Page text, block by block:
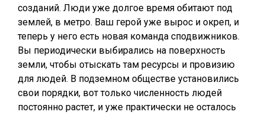
созданий. Люди уже долгое время обитают под
землей, в метро. Ваш герой уже вырос и окреп, и
теперь у него есть новая команда сподвижников.
Вы периодически выбирались на поверхность
земли, чтобы отыскать там ресурсы и провизию
для людей. В подземном обществе установились
свои порядки, вот только численность людей
постоянно растет, и уже практически не осталось